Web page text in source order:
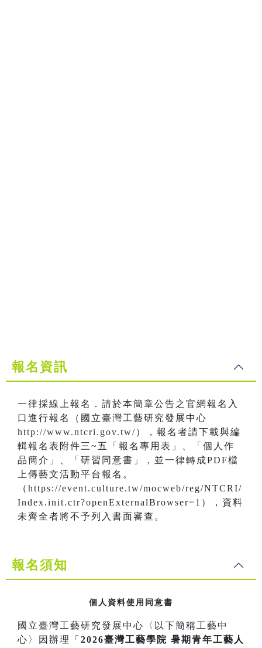
報名資訊
一律採線上報名．請於本簡章公告之官網報名入
口進行報名（國立臺灣工藝研究發展中心
http://www.ntcri.gov.tw/），報名者請下載與編
輯報名表附件三~五「報名專用表」、「個人作
品簡介」、「研習同意書」，並一律轉成PDF檔
上傳藝文活動平台報名。
（https://event.culture.tw/mocweb/reg/NTCRI/
Index.init.ctr?openExternalBrowser=1），資料
未齊全者將不予列入書面審查。
報名須知
個人資料使用同意書
國立臺灣工藝研究發展中心〈以下簡稱工藝中
心〉因辦理「 2026臺灣工藝學院 暑期青年工藝人